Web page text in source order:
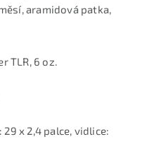
aramidová patka,
TLR, 6 oz.
x 2,4 palce, vidlice: